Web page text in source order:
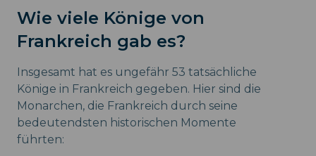
Wie viele Könige von
Frankreich gab es?
Insgesamt hat es ungefähr 53 tatsächliche
Könige in Frankreich gegeben. Hier sind die
Monarchen, die Frankreich durch seine
bedeutendsten historischen Momente
führten: